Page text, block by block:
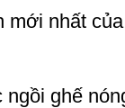
mới nhất
ghế